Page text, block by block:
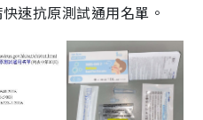
速抗原測試通用名單。